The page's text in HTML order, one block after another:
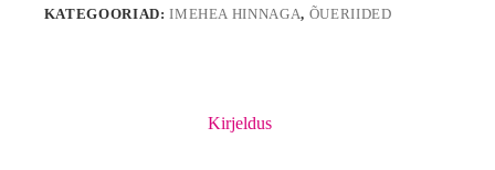
KATEGOORIAD:IMEHEA HINNAGA, ÕUERIIDED
Kirjeldus